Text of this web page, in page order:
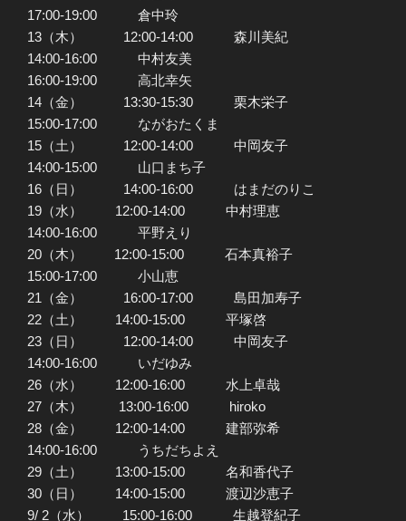
17:00-19:00 倉中玲
13（木） 12:00-14:00 森川美紀
14:00-16:00 中村友美
16:00-19:00 高北幸矢
14（金） 13:30-15:30 栗木栄子
15:00-17:00 ながおたくま
15（土） 12:00-14:00 中岡友子
14:00-15:00 山口まち子
16（日） 14:00-16:00 はまだのりこ
19（水） 12:00-14:00 中村理恵
14:00-16:00 平野えり
20（木） 12:00-15:00 石本真裕子
15:00-17:00 小山恵
21（金） 16:00-17:00 島田加寿子
22（土） 14:00-15:00 平塚啓
23（日） 12:00-14:00 中岡友子
14:00-16:00 いだゆみ
26（水） 12:00-16:00 水上卓哉
27（木） 13:00-16:00 hiroko
28（金） 12:00-14:00 建部弥希
14:00-16:00 うちだちよえ
29（土） 13:00-15:00 名和香代子
30（日） 14:00-15:00 渡辺沙恵子
9/ 2（水） 15:00-16:00 生越登紀子